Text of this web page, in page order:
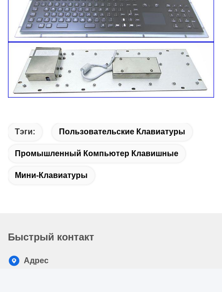
Тэги: Пользовательские Клавиатуры
Промышленный Компьютер Клавишные
Мини-Клавиатуры
Быстрый контакт
Адрес